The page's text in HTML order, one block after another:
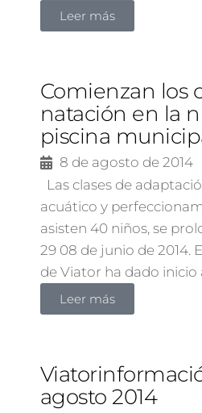
Leer más
Comienzan los
natación en la
piscina
8 de agosto de 2014
Las clases de
acuático y
asisten 40 niños, se
29 08 de junio de 2014.
de Viator ha dado inicio
Leer más
agosto 2014